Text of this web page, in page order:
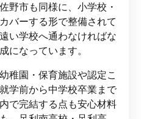
野市も同様に、小学校・
バーする形で整備されて
い学校へ通わなければな
になっています。
稚園・保育施設や認定こ
学前から中学校卒業まで
で完結する点も安心材料